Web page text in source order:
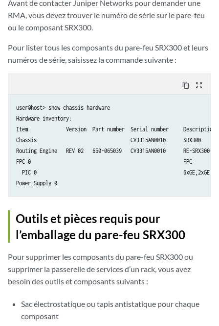
Avant de contacter Juniper Networks pour demander une
RMA, vous devez trouver le numéro de série sur le pare-feu
ou le composant SRX300.
Pour lister tous les composants du pare-feu SRX300 et leurs
numéros de série, saisissez la commande suivante :
content_copy zoom_out_map
user@host> show chassis hardware
Hardware inventory:
Item             Version  Part number  Serial number     Description
Chassis                                CV3315AN0010      SRX300
Routing Engine   REV 02   650-065039   CV3315AN0010      RE-SRX300
FPC 0                                                    FPC
PIC 0                                                  6xGE,2xGE
Outils et pièces requis pour
l’emballage du pare-feu SRX300
Pour supprimer les composants du pare-feu SRX300 ou
supprimer la passerelle de services d’un rack, vous avez
besoin des outils et composants suivants :
Sac électrostatique ou tapis antistatique pour chaque
composant